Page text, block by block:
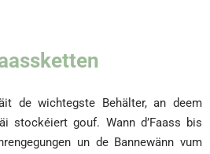
de wichtegste Behälter, an deem
stockéiert gouf. Wann d’Faass bis
un de Bannewänn vum